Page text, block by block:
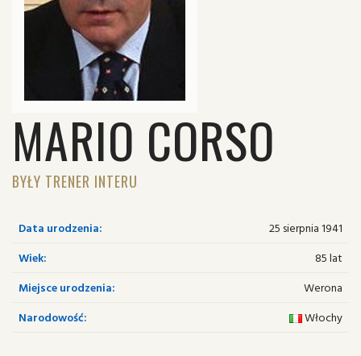
MARIO CORSO
BYŁY TRENER INTERU
Data urodzenia:
25 sierpnia 1941
Wiek:
85 lat
Miejsce urodzenia:
Werona
Narodowość:
Włochy